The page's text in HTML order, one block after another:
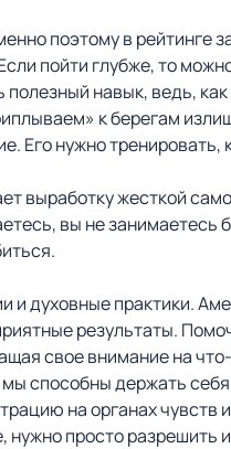
поэтому в рейтинге
пойти глубже, то
навык, ведь,
к берегам
Его нужно тренировать,
выработку жесткой
вы не
и духовные практики.
результаты.
свое внимание на
способны держать
на органах
нужно просто разрешить